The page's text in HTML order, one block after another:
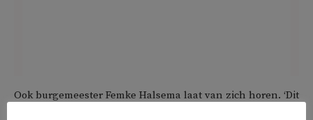
Ook burgemeester Femke Halsema laat van zich horen. ‘Dit